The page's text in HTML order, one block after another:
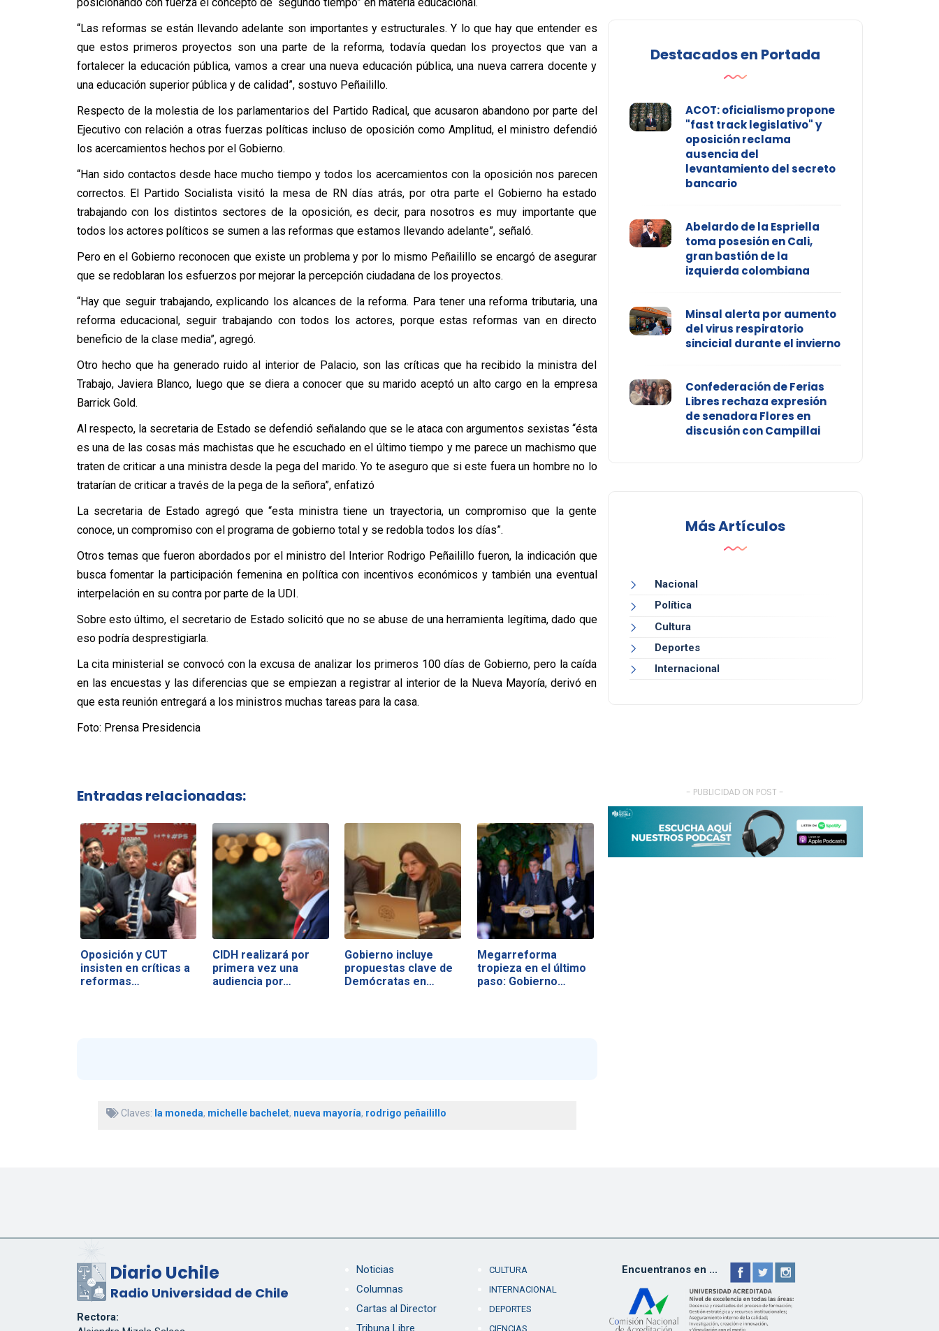
“Las reformas se están llevando adelante son importantes y estructurales. Y lo que hay que entender es
que estos primeros proyectos son una parte de la reforma, todavía quedan los proyectos que van a
fortalecer la educación pública, vamos a crear una nueva educación pública, una nueva carrera docente y
una educación superior pública y de calidad”, sostuvo Peñailillo.
Respecto de la molestia de los parlamentarios del Partido Radical, que acusaron abandono por parte del
Ejecutivo con relación a otras fuerzas políticas incluso de oposición como Amplitud, el ministro defendió
los acercamientos hechos por el Gobierno.
“Han sido contactos desde hace mucho tiempo y todos los acercamientos con la oposición nos parecen
correctos. El Partido Socialista visitó la mesa de RN días atrás, por otra parte el Gobierno ha estado
trabajando con los distintos sectores de la oposición, es decir, para nosotros es muy importante que
todos los actores políticos se sumen a las reformas que estamos llevando adelante”, señaló.
Pero en el Gobierno reconocen que existe un problema y por lo mismo Peñailillo se encargó de asegurar
que se redoblaran los esfuerzos por mejorar la percepción ciudadana de los proyectos.
“Hay que seguir trabajando, explicando los alcances de la reforma. Para tener una reforma tributaria, una
reforma educacional, seguir trabajando con todos los actores, porque estas reformas van en directo
beneficio de la clase media”, agregó.
Otro hecho que ha generado ruido al interior de Palacio, son las críticas que ha recibido la ministra del
Trabajo, Javiera Blanco, luego que se diera a conocer que su marido aceptó un alto cargo en la empresa
Barrick Gold.
Al respecto, la secretaria de Estado se defendió señalando que se le ataca con argumentos sexistas “ésta
es una de las cosas más machistas que he escuchado en el último tiempo y me parece un machismo que
traten de criticar a una ministra desde la pega del marido. Yo te aseguro que si este fuera un hombre no lo
tratarían de criticar a través de la pega de la señora”, enfatizó
La secretaria de Estado agregó que “esta ministra tiene un trayectoria, un compromiso que la gente
conoce, un compromiso con el programa de gobierno total y se redobla todos los días”.
Otros temas que fueron abordados por el ministro del Interior Rodrigo Peñailillo fueron, la indicación que
busca fomentar la participación femenina en política con incentivos económicos y también una eventual
interpelación en su contra por parte de la UDI.
Sobre esto último, el secretario de Estado solicitó que no se abuse de una herramienta legítima, dado que
eso podría desprestigiarla.
La cita ministerial se convocó con la excusa de analizar los primeros 100 días de Gobierno, pero la caída
en las encuestas y las diferencias que se empiezan a registrar al interior de la Nueva Mayoría, derivó en
que esta reunión entregará a los ministros muchas tareas para la casa.
Foto: Prensa Presidencia
Entradas relacionadas:
Oposición y CUT
insisten en críticas a
reformas…
CIDH realizará por
primera vez una
audiencia por…
Gobierno incluye
propuestas clave de
Demócratas en…
Megarreforma
tropieza en el último
paso: Gobierno…
Claves: la moneda, michelle bachelet, nueva mayoría, rodrigo peñailillo
Destacados en Portada
ACOT: oficialismo propone
"fast track legislativo" y
oposición reclama
ausencia del
levantamiento del secreto
bancario
Abelardo de la Espriella
toma posesión en Cali,
gran bastión de la
izquierda colombiana
Minsal alerta por aumento
del virus respiratorio
sincicial durante el invierno
Confederación de Ferias
Libres rechaza expresión
de senadora Flores en
discusión con Campillai
Más Artículos
Nacional
Política
Cultura
Deportes
Internacional
- PUBLICIDAD ON POST -
Diario Uchile
Radio Universidad de Chile
Rectora:
Noticias
Columnas
Cartas al Director
Tribuna Libre
CULTURA
INTERNACIONAL
DEPORTES
CIENCIAS
Encuentranos en ...